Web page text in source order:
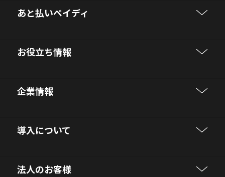
あと払いペイディ
お役立ち情報
企業情報
導入について
法人のお客様